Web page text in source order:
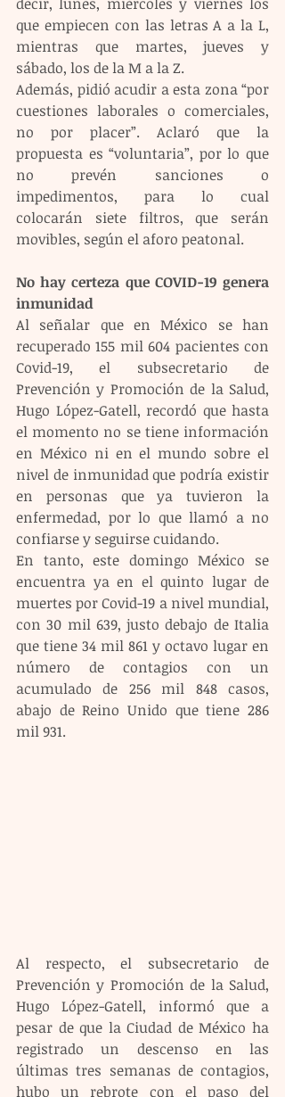
que empiecen con las letras A a la L,
mientras que martes, jueves y
sábado, los de la M a la Z.
Además, pidió acudir a esta zona “por
cuestiones laborales o comerciales,
no por placer”. Aclaró que la
propuesta es “voluntaria”, por lo que
no prevén sanciones o
impedimentos, para lo cual
colocarán siete filtros, que serán
movibles, según el aforo peatonal.
No hay certeza que COVID-19 genera
inmunidad
Al señalar que en México se han
recuperado 155 mil 604 pacientes con
Covid-19, el subsecretario de
Prevención y Promoción de la Salud,
Hugo López-Gatell, recordó que hasta
el momento no se tiene información
en México ni en el mundo sobre el
nivel de inmunidad que podría existir
en personas que ya tuvieron la
enfermedad, por lo que llamó a no
confiarse y seguirse cuidando.
En tanto, este domingo México se
encuentra ya en el quinto lugar de
muertes por Covid-19 a nivel mundial,
con 30 mil 639, justo debajo de Italia
que tiene 34 mil 861 y octavo lugar en
número de contagios con un
acumulado de 256 mil 848 casos,
abajo de Reino Unido que tiene 286
mil 931.
Al respecto, el subsecretario de
Prevención y Promoción de la Salud,
Hugo López-Gatell, informó que a
pesar de que la Ciudad de México ha
registrado un descenso en las
últimas tres semanas de contagios,
hubo un rebrote con el paso del